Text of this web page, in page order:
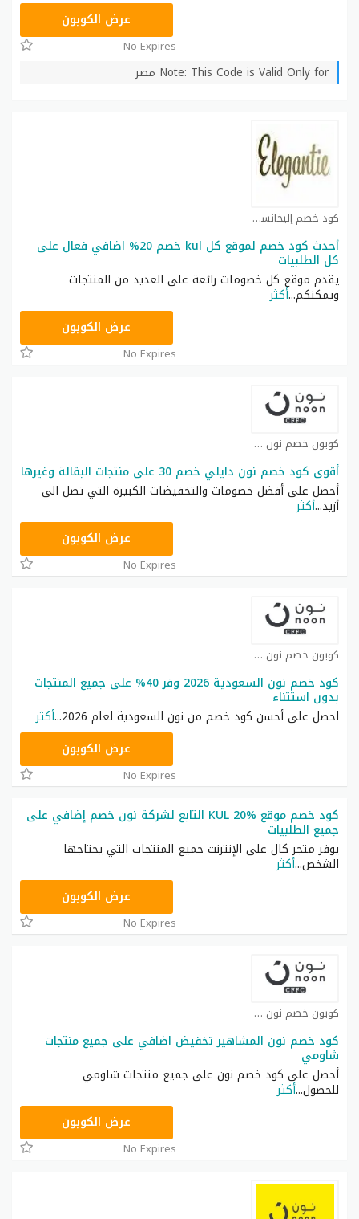
AB473عرض الكوبون
No Expires
Note: This Code is Valid Only for مصر
كود خصم إليخانسي كوبون
أحدث كود خصم لموقع كل kul خصم 20% اضافي فعال على
كل الطلبيات
يقدم موقع كل خصومات رائعة على العديد من المنتجات
ويمكنكم...أكثر
عرض الكوبون
No Expires
كوبون خصم نون كوبون
أقوى كود خصم نون دايلي خصم 30 على منتجات البقالة وغيرها
أحصل على أفضل خصومات والتخفيضات الكبيرة التي تصل الى
أزيد...أكثر
عرض الكوبون
No Expires
كوبون خصم نون كوبون
كود خصم نون السعودية 2026 وفر 40% على جميع المنتجات
بدون استتناء
احصل على أحسن كود خصم من نون السعودية لعام 2026
...أكثر
RRF24عرض الكوبون
No Expires
كود خصم موقع KUL 20% التابع لشركة نون خصم إضافي على
جميع الطلبيات
يوفر متجر كال على الإنترنت جميع المنتجات التي يحتاجها
الشخص...أكثر
عرض الكوبون
No Expires
كوبون خصم نون كوبون
كود خصم نون المشاهير تخفيض اضافي على جميع منتجات
شاومي
أحصل على كود خصم نون على جميع منتجات شاومي
للحصول...أكثر
RRF24عرض الكوبون
No Expires